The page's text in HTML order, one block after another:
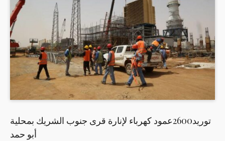
توريد2600عمود كهرباء لإنارة قرى جنوب الشريك بمحلية
أبو حمد